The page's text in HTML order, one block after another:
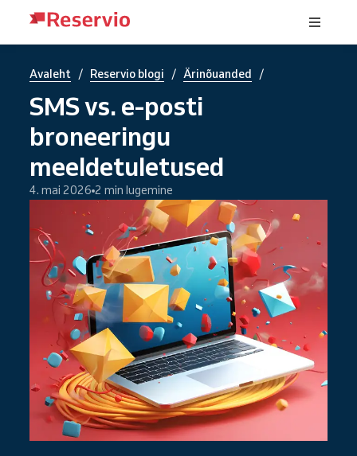
Avaleht / Reservio blogi / Ärinõuanded /
SMS vs. e-posti
broneeringu
meeldetuletused
4. mai 2026 2 min lugemine